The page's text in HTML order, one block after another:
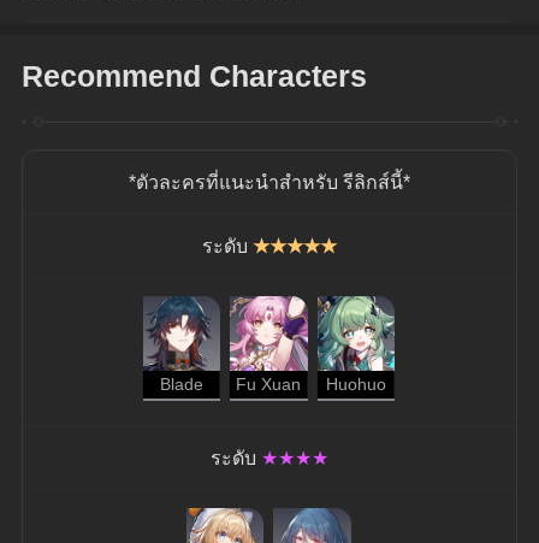
Recommend Characters
*ตัวละครที่แนะนำสำหรับ รีลิกส์นี้*
ระดับ ★★★★★
Blade Fu Xuan Huohuo
ระดับ ★★★★